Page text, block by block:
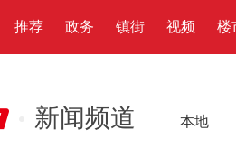
推荐 政务 镇街 视频 楼
新闻频道 本地